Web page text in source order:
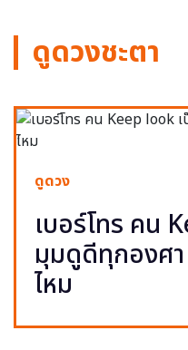
ดูดวงชะตา
ดูดวง
เบอร์โทร คน
มุมดูดีทุกองศ
ไหม